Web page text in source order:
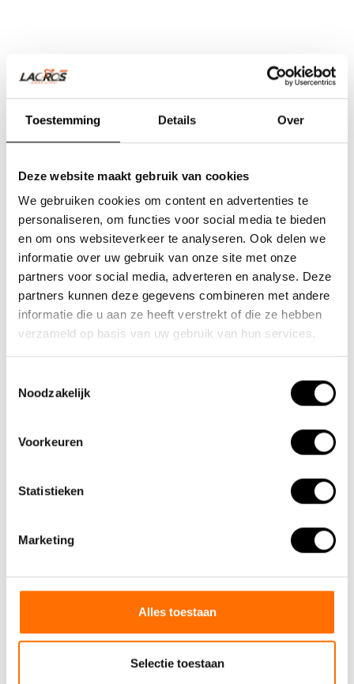
Toestemming Details Over
Deze website maakt gebruik van cookies
We gebruiken cookies om content en advertenties te
personaliseren, om functies voor social media te bieden
en om ons websiteverkeer te analyseren. Ook delen we
informatie over uw gebruik van onze site met onze
partners voor social media, adverteren en analyse. Deze
partners kunnen deze gegevens combineren met andere
informatie die u aan ze heeft verstrekt of die ze hebben
verzameld op basis van uw gebruik van hun services.
Noodzakelijk
Voorkeuren
Statistieken
Marketing
Alles toestaan
Selectie toestaan
Team Lacros
Nieuwe Eerdsebaan 16, 5482 VS Schijndel Nederland
Numéro de la Chambre de Commerce : 62140957
(+31) 73 203 2487
Points de vente
Contact
Agenda du service